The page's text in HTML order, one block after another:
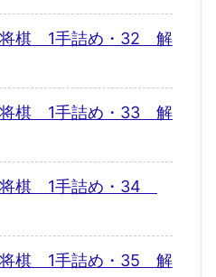
将棋 1手詰め・32 解
将棋 1手詰め・33 解
将棋 1手詰め・34
将棋 1手詰め・35 解